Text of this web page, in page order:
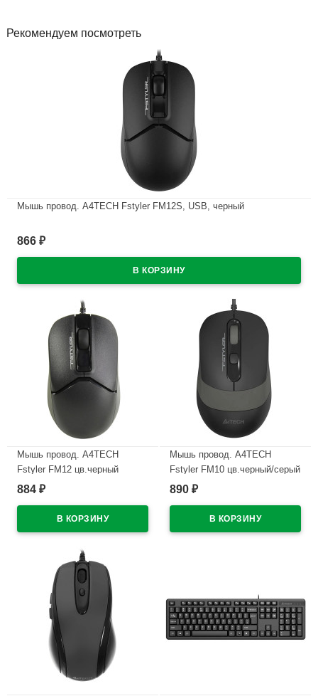
Рекомендуем посмотреть
Мышь провод. A4TECH Fstyler FM12S, USB, черный
866 ₽
Мышь провод. A4TECH
Fstyler FM12 цв.черный
В наличии
884 ₽
Мышь провод. A4TECH
Fstyler FM10 цв.черный/серый
В наличии
890 ₽